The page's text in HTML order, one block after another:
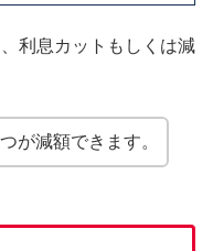
利息カットもしくは減
が減額できます。